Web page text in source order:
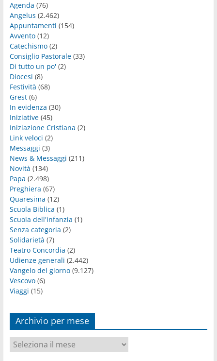
Agenda (76)
Angelus (2.462)
Appuntamenti (154)
Avvento(12)
Catechismo(2)
Consiglio Pastorale(33)
Di tutto un po'(2)
Diocesi (8)
Festività (68)
Grest(6)
In evidenza (30)
Iniziative(45)
Iniziazione Cristiana (2)
Link veloci (2)
Messaggi (3)
News & Messaggi (211)
Novità (134)
Papa (2.498)
Preghiera (67)
Quaresima (12)
Scuola Biblica (1)
Scuola dell'infanzia (1)
Senza categoria (2)
Solidarietà (7)
Teatro Concordia (2)
Udienze generali (2.442)
Vangelo del giorno(9.127)
Vescovo(6)
Viaggi (15)
Archivio per mese
Archivio
per